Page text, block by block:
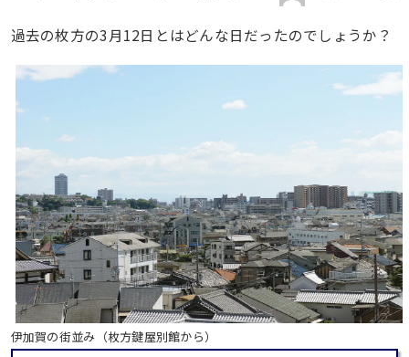
過去の枚方の3月12日とはどんな日だったのでしょうか？
伊加賀の街並み（枚方鍵屋別館から）